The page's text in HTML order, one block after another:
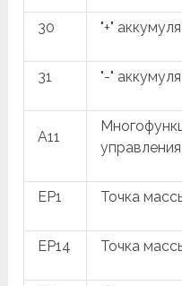
30 "+"
31 "-"
A11
управления
EP1 Точка
EP14 Точка